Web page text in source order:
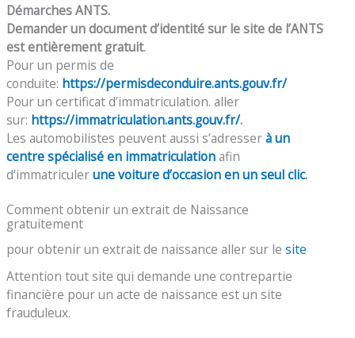
Démarches ANTS.
Demander un document d’identité sur le site de l’ANTS
est entièrement gratuit.
Pour un permis de
conduite: https://permisdeconduire.ants.gouv.fr/
Pour un certificat d’immatriculation. aller
sur: https://immatriculation.ants.gouv.fr/.
Les automobilistes peuvent aussi s’adresserà un
centre spécialisé en immatriculationafin
d’immatriculerune voiture d’occasion en un seul clic.
Comment obtenir un extrait de Naissance
gratuitement
pour obtenir un extrait de naissance aller sur le site
Attention tout site qui demande une contrepartie
financière pour un acte de naissance est un site
frauduleux.